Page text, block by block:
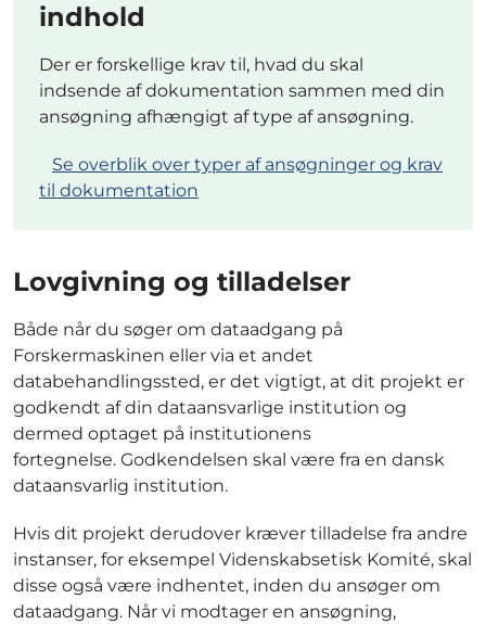
indhold
Der er forskellige krav til, hvad du skal
indsende af dokumentation sammen med din
ansøgning afhængigt af type af ansøgning.
Se overblik over typer af ansøgninger og krav
til dokumentation
Lovgivning og tilladelser
Både når du søger om dataadgang på
Forskermaskinen eller via et andet
databehandlingssted, er det vigtigt, at dit projekt er
godkendt af din dataansvarlige institution og
dermed optaget på institutionens
fortegnelse. Godkendelsen skal være fra en dansk
dataansvarlig institution.
Hvis dit projekt derudover kræver tilladelse fra andre
instanser, for eksempel Videnskabsetisk Komité, skal
disse også være indhentet, inden du ansøger om
dataadgang. Når vi modtager en ansøgning,